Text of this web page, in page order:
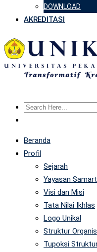
DOWNLOAD
AKREDITASI
Beranda
Profil
Sejarah
Yayasan
Visi dan Misi
Tata Nilai Ikhlas
Logo Unikal
Struktur
Tupoksi